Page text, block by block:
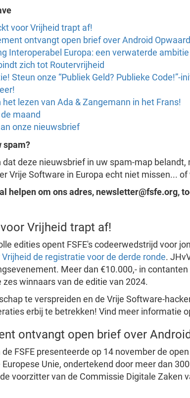
voor Vrijheid trapt af!
ontvangt open brief over Android
Interoperabel Europa: een verwaterde ambitie
zich tot Routervrijheid
Steun onze “Publiek Geld? Publieke Code!”-
het lezen van Ada & Zangemann in het Frans!
maand
onze nieuwsbrief
spam?
dat deze nieuwsbrief in uw spam-map belandt,
Vrije Software in Europa echt niet missen... of
helpen om ons adres, newsletter@fsfe.org,
Vrijheid trapt af!
edities opent FSFE's codeerwedstrijd voor
de registratie voor de derde ronde.
Meer dan €10.000,- in
zes winnaars van de editie van 2024.
te verspreiden en de Vrije Software-
erbij te betrekken! Vind meer informatie
ontvangt open brief over
FSFE presenteerde op 14 november de
Unie, ondertekend door meer dan
voorzitter van de Commissie Digitale Zaken